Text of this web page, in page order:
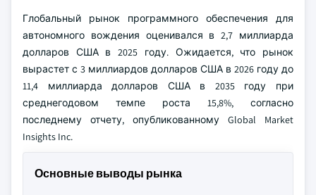
Глобальный рынок программного обеспечения для
автономного вождения оценивался в 2,7 миллиарда
долларов США в 2025 году. Ожидается, что рынок
вырастет с 3 миллиардов долларов США в 2026 году до
11,4 миллиарда долларов США в 2035 году при
среднегодовом темпе роста 15,8%, согласно
последнему отчету, опубликованному Global Market
Insights Inc.
Основные выводы рынка